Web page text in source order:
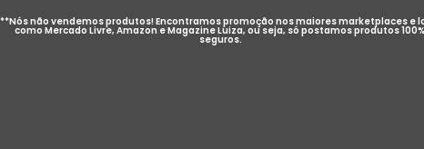
**Nós não vendemos produtos! Encontramos promoção nos maiores marketplaces e
como Mercado Livre, Amazon e Magazine Luiza, ou seja, só postamos produtos 100%
seguros.